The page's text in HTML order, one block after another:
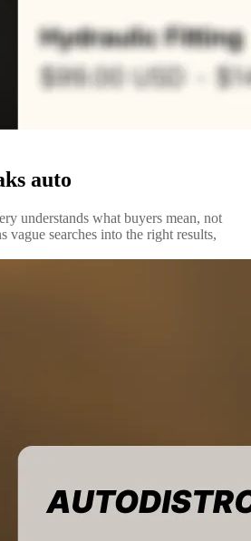
auto
understands what buyers mean, not
vague searches into the right results,